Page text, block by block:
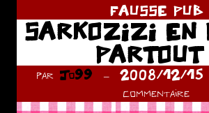
FAUSSE PUB
SARKOZIZI EN
par Jo99 2008/12/15
commentaire